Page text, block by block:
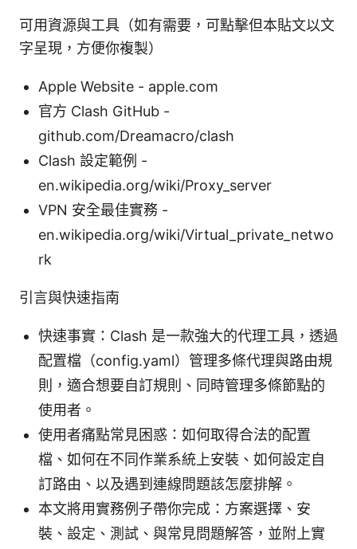
可用資源與工具（如有需要，可點擊但本貼文以文
字呈現，方便你複製）
Apple Website - apple.com
官方 Clash GitHub -
github.com/Dreamacro/clash
Clash 設定範例 -
en.wikipedia.org/wiki/Proxy_server
VPN 安全最佳實務 -
en.wikipedia.org/wiki/Virtual_private_netwo
rk
引言與快速指南
快速事實：Clash 是一款強大的代理工具，透過
配置檔（config.yaml）管理多條代理與路由規
則，適合想要自訂規則、同時管理多條節點的
使用者。
使用者痛點常見困惑：如何取得合法的配置
檔、如何在不同作業系統上安裝、如何設定自
訂路由、以及遇到連線問題該怎麼排解。
本文將用實務例子帶你完成：方案選擇、安
裝、設定、測試、與常見問題解答，並附上實